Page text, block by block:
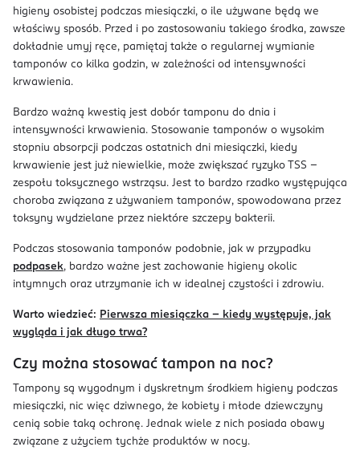
higieny osobistej podczas miesiączki, o ile używane będą we
właściwy sposób. Przed i po zastosowaniu takiego środka, zawsze
dokładnie umyj ręce, pamiętaj także o regularnej wymianie
tamponów co kilka godzin, w zależności od intensywności
krwawienia.
Bardzo ważną kwestią jest dobór tamponu do dnia i
intensywności krwawienia. Stosowanie tamponów o wysokim
stopniu absorpcji podczas ostatnich dni miesiączki, kiedy
krwawienie jest już niewielkie, może zwiększać ryzyko TSS –
zespołu toksycznego wstrząsu. Jest to bardzo rzadko występująca
choroba związana z używaniem tamponów, spowodowana przez
toksyny wydzielane przez niektóre szczepy bakterii.
Podczas stosowania tamponów podobnie, jak w przypadku
podpasek, bardzo ważne jest zachowanie higieny okolic
intymnych oraz utrzymanie ich w idealnej czystości i zdrowiu.
Warto wiedzieć: Pierwsza miesiączka – kiedy występuje, jak
wygląda i jak długo trwa?
Czy można stosować tampon na noc?
Tampony są wygodnym i dyskretnym środkiem higieny podczas
miesiączki, nic więc dziwnego, że kobiety i młode dziewczyny
cenią sobie taką ochronę. Jednak wiele z nich posiada obawy
związane z użyciem tychże produktów w nocy.